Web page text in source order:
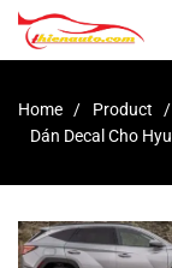
Home
Product
Dán Decal Cho